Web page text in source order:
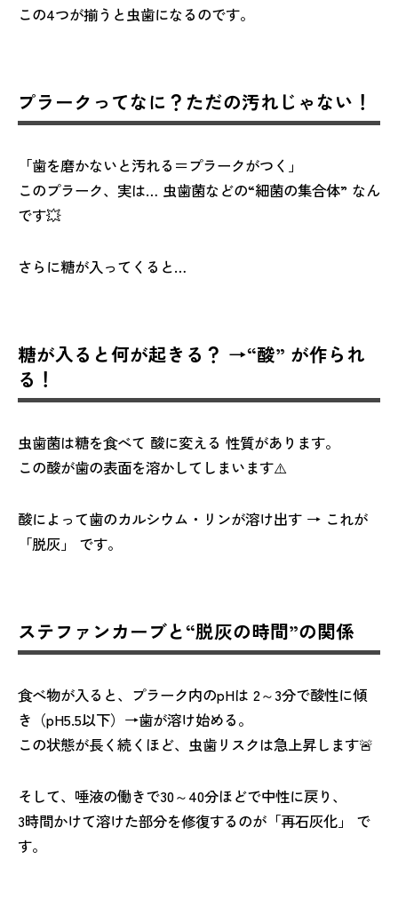
この4つが揃うと虫歯になるのです。
プラークってなに？ただの汚れじゃない！
「歯を磨かないと汚れる＝プラークがつく」
このプラーク、実は… 虫歯菌などの“細菌の集合体” なん
です💥
さらに糖が入ってくると…
糖が入ると何が起きる？ →“酸” が作られ
る！
虫歯菌は糖を食べて 酸に変える 性質があります。
この酸が歯の表面を溶かしてしまいます⚠️
酸によって歯のカルシウム・リンが溶け出す → これが
「脱灰」 です。
ステファンカーブと“脱灰の時間”の関係
食べ物が入ると、プラーク内のpHは 2～3分で酸性に傾
き（pH5.5以下）→歯が溶け始める。
この状態が長く続くほど、虫歯リスクは急上昇します🚨
そして、唾液の働きで30～40分ほどで中性に戻り、
3時間かけて溶けた部分を修復するのが「再石灰化」 で
す。